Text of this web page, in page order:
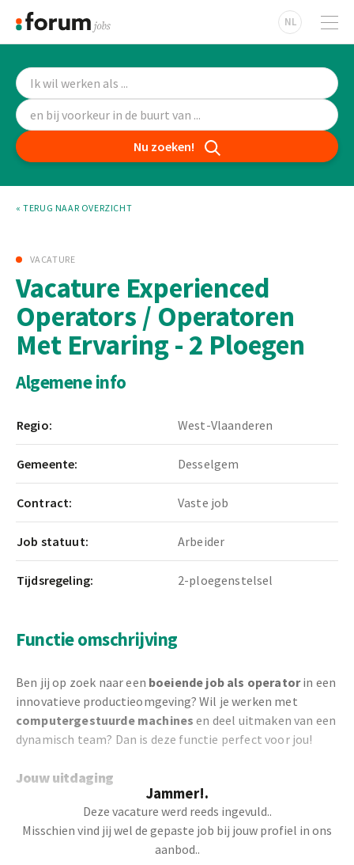
NL
Nu zoeken!
« TERUG NAAR OVERZICHT
VACATURE
Vacature Experienced
Operators / Operatoren
Met Ervaring - 2 Ploegen
Algemene info
Regio: West-Vlaanderen
Gemeente: Desselgem
Contract: Vaste job
Job statuut: Arbeider
Tijdsregeling: 2-ploegenstelsel
Functie omschrijving
Ben jij op zoek naar een boeiende job als operatorin een
innovatieve productieomgeving? Wil je werken met
computergestuurde machines en deel uitmaken van een
dynamisch team? Dan is deze functie perfect voor jou!
Jouw uitdaging
Operatorspeel je een cruciale rol in het
productieproces en zorg je voor een vlotte en efficiënte
van onze machines. Je taken omvatten:
Jammer!.
Deze vacature werd reeds ingevuld..
Misschien vind jij wel de gepaste job bij jouw profiel in ons
aanbod..